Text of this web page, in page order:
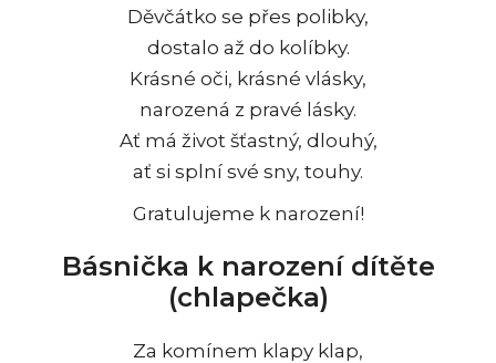
Děvčátko se přes polibky,
dostalo až do kolíbky.
Krásné oči, krásné vlásky,
narozená z pravé lásky.
Ať má život šťastný, dlouhý,
ať si splní své sny, touhy.
Gratulujeme k narození!
Básnička k narození dítěte
(chlapečka)
Za komínem klapy klap,